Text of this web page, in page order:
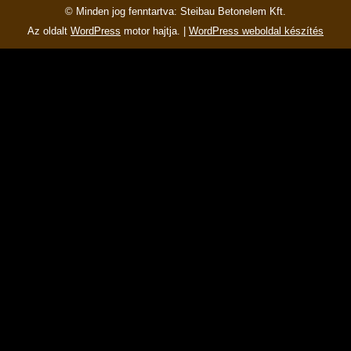
© Minden jog fenntartva: Steibau Betonelem Kft.
Az oldalt WordPress motor hajtja. | WordPress weboldal készítés